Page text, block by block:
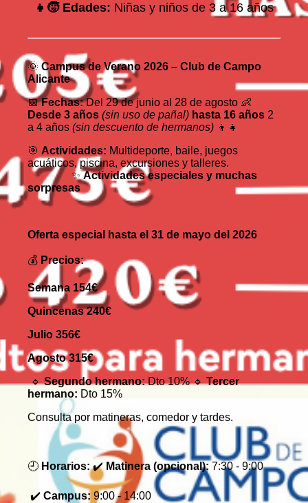
👧🧒 Edades: Niñas y niños de 3 a 16 años
🌞 Campus de Verano 2026 – Club de Campo
Alicante
📅Fechas:Del 29 de junio al 28 de agosto 👶
Desde 3 años (sin uso de pañal) hasta 16 años 2
a 4 años (sin descuento de hermanos) 👦👧
🎯 Actividades: Multideporte, baile, juegos
acuáticos, piscina, excursiones y talleres.
✨Actividades especiales y muchas
sorpresas
Oferta especial hasta el 31 de mayo del 2026
💰 Precios:
Semana 154€
Quincenas 240€
Julio 356€
Agosto 315€
🔹Segundo hermano:Dto 10% 🔹Tercer
hermano: Dto 15%
Consulta por matineras, comedor y tardes.
🕘 Horarios:✔️ Matinera (opcional): 7:30 - 9:00
✔️ Campus: 9:00 - 14:00